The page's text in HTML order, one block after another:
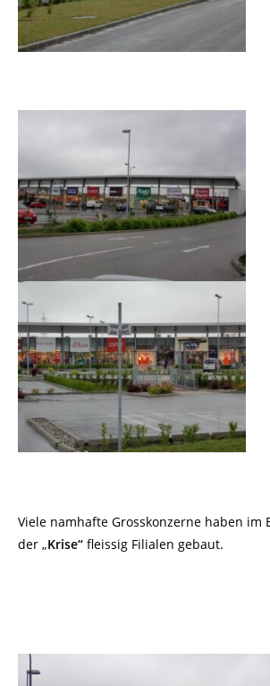
Viele namhafte Grosskonzerne haben im
der „Krise“ fleissig Filialen gebaut.